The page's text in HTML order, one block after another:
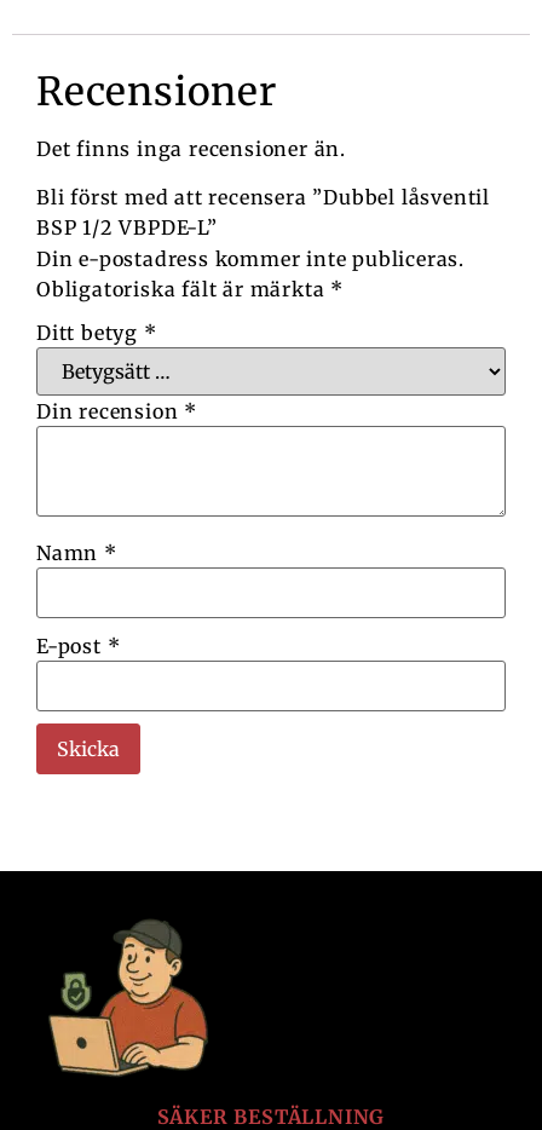
Recensioner
Det finns inga recensioner än.
Bli först med att recensera ”Dubbel låsventil
BSP 1/2 VBPDE-L”
Din e-postadress kommer inte publiceras.
Obligatoriska fält är märkta *
Ditt betyg *
Din recension *
Namn *
E-post *
SÄKER BESTÄLLNING